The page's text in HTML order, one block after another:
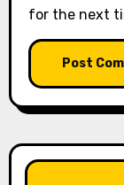
for the next